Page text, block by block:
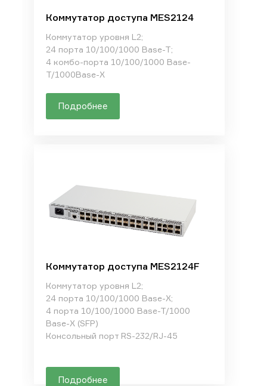
Коммутатор доступа MES2124
Коммутатор уровня L2;
24 порта 10/100/1000 Base-T;
4 комбо-порта 10/100/1000 Base-
T/1000Base-X
Подробнее
Коммутатор доступа MES2124F
Коммутатор уровня L2;
24 порта 10/100/1000 Base-X;
4 порта 10/100/1000 Base-T/1000
Base-X (SFP)
Консольный порт RS-232/RJ-45
Подробнее